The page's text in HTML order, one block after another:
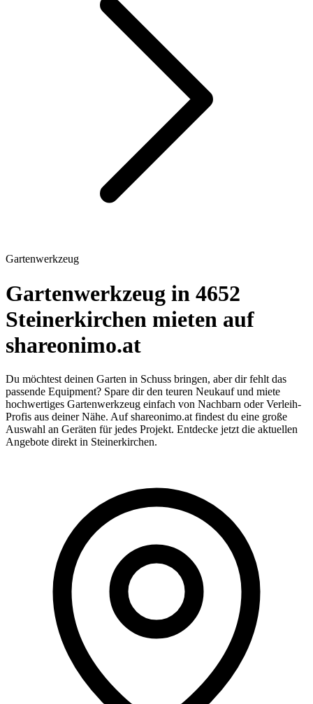
Gartenwerkzeug
Gartenwerkzeug in 4652
Steinerkirchen mieten auf
shareonimo.at
Du möchtest deinen Garten in Schuss bringen, aber dir fehlt das
passende Equipment? Spare dir den teuren Neukauf und miete
hochwertiges Gartenwerkzeug einfach von Nachbarn oder Verleih-
Profis aus deiner Nähe. Auf shareonimo.at findest du eine große
Auswahl an Geräten für jedes Projekt. Entdecke jetzt die aktuellen
Angebote direkt in Steinerkirchen.